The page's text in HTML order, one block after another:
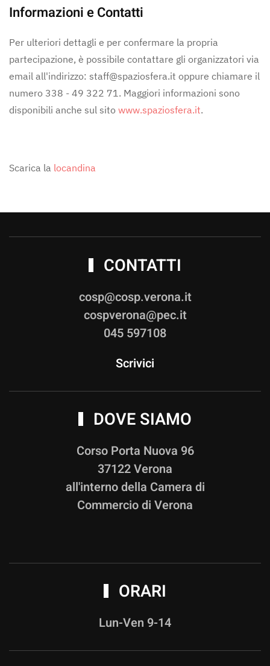
Informazioni e Contatti
Per ulteriori dettagli e per confermare la propria
partecipazione, è possibile contattare gli organizzatori via
email all'indirizzo: staff@spaziosfera.it oppure chiamare il
numero 338 - 49 322 71. Maggiori informazioni sono
disponibili anche sul sito www.spaziosfera.it.
Scarica la locandina
CONTATTI
cosp@cosp.verona.it
cospverona@pec.it
045 597108
Scrivici
DOVE SIAMO
Corso Porta Nuova 96
37122 Verona
all'interno della Camera di
Commercio di Verona
ORARI
Lun-Ven 9-14